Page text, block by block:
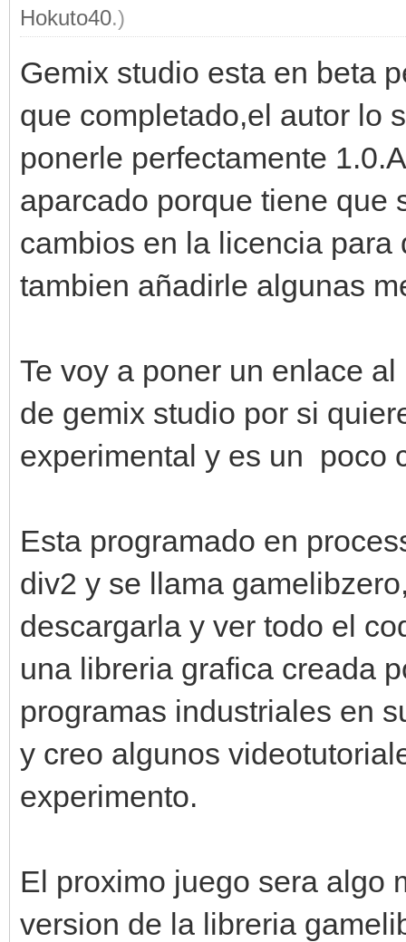
Hokuto40.)
Gemix studio esta en beta
que completado,el autor lo
ponerle perfectamente
aparcado porque tiene que
cambios en la licencia
tambien añadirle algunas
Te voy a poner un enlace
de gemix studio por si
experimental y es un poco
Esta programado en
div2 y se llama
descargarla y ver todo el
una libreria grafica creada
programas industriales en
y creo algunos
experimento.
El proximo juego sera algo
version de la libreria